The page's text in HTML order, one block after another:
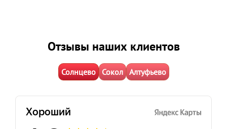
Отзывы наших клиентов
Солнцево Сокол Алтуфьево